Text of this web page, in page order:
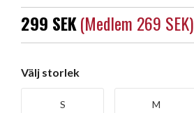
299 SEK(medlem 269 SEK)
Välj storlek
S M